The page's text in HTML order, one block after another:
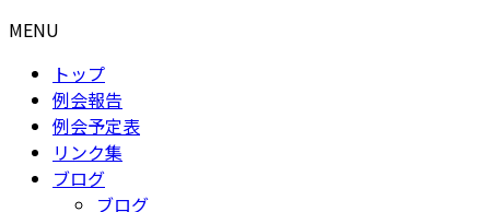
MENU
トップ
例会報告
例会予定表
リンク集
ブログ
ブログ